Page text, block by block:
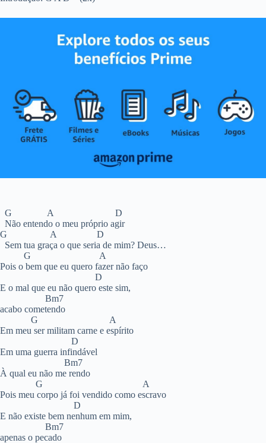
G A D
Não entendo o meu próprio agir
G A D
Sem tua graça o que seria de mim? Deus…
G A
Pois o bem que eu quero fazer não faço
D
E o mal que eu não quero este sim,
Bm7
acabo cometendo
G A
Em meu ser militam carne e espírito
D
Em uma guerra infindável
Bm7
À qual eu não me rendo
G A
Pois meu corpo já foi vendido como escravo
D
E não existe bem nenhum em mim,
Bm7
apenas o pecado